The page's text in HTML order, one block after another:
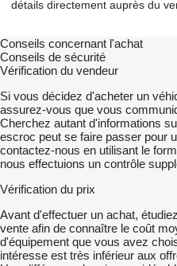
détails directement auprès du
Conseils concernant l'achat
Conseils de sécurité
Vérification du vendeur
Si vous décidez d'acheter un
assurez-vous que vous
Cherchez autant d'informations
escroc peut se faire passer pour
contactez-nous en utilisant le
nous effectuions un contrôle
Vérification du prix
Avant d'effectuer un achat,
vente afin de connaître le coût
d'équipement que vous avez
intéresse est très inférieur aux